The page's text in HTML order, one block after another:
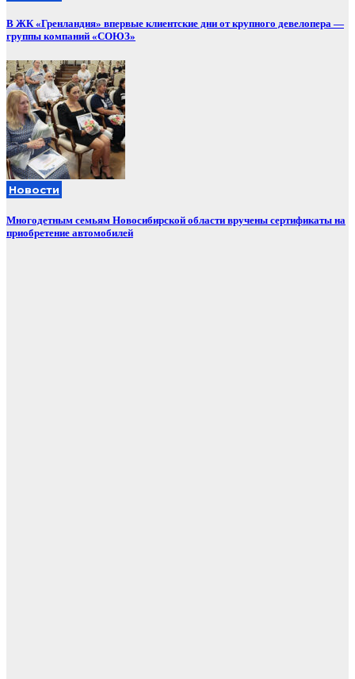
В ЖК «Гренландия» впервые клиентские дни от крупного девелопера —
группы компаний «СОЮЗ»
Новости
Многодетным семьям Новосибирской области вручены сертификаты на
приобретение автомобилей